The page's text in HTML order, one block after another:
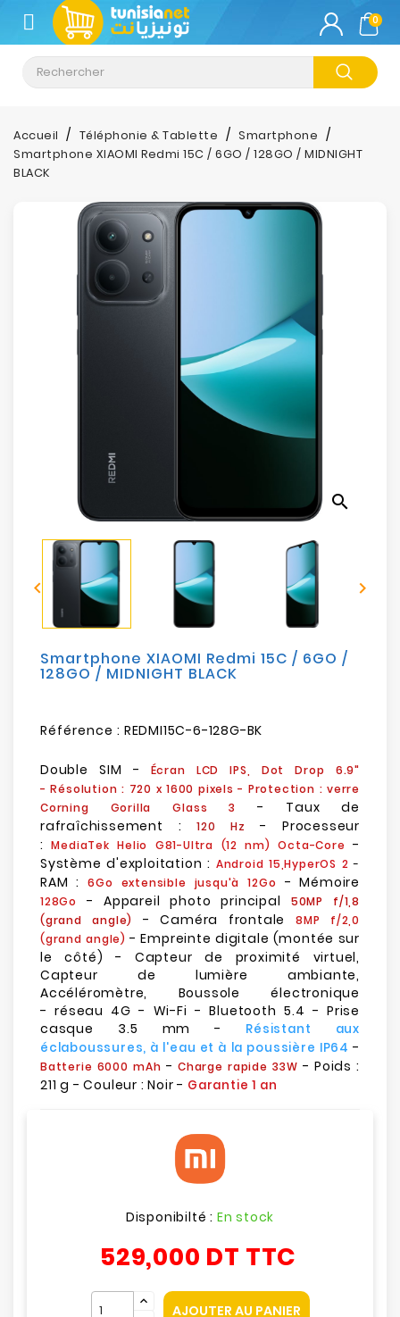
CATÉGORIE
Climatisation
Informatique
Téléphonie
Sécurité
Mobilités
Loisirs
0
Accueil Téléphonie & Tablette
Smartphone
Smartphone XIAOMI Redmi 15C / 6GO / 128GO / MIDNIGHT
BLACK
search
 
Smartphone XIAOMI Redmi 15C / 6GO /
128GO / MIDNIGHT BLACK
Référence : REDMI15C-6-128G-BK
Double SIM -
Écran LCD IPS, Dot Drop 6.9"
- Résolution : 720 x 1600 pixels - Protection : verre
Corning Gorilla Glass 3
- Taux de
rafraîchissement :120 Hz
- Processeur
:MediaTek Helio G81-Ultra (12 nm) Octa-Core -
Système d'exploitation : Android 15,HyperOS 2 -
RAM :6Go extensible jusqu'à 12Go - Mémoire
128Go - Appareil photo principal
50MP f/1,8
(grand angle)
- Caméra frontale 8MP f/2,0
(grand angle)- Empreinte digitale (montée sur
le côté) - Capteur de proximité virtuel,
Capteur de lumière ambiante,
Accéléromètre, Boussole électronique
- réseau 4G - Wi-Fi - Bluetooth 5.4 - Prise
casque 3.5 mm - Résistant aux
éclaboussures, à l'eau et à la poussière IP64 -
Batterie 6000 mAh - Charge rapide 33W - Poids :
211 g - Couleur : Noir - Garantie 1 an
Disponibilté : En stock
529,000 DT TTC
AJOUTER AU PANIER